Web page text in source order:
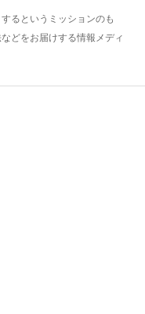
るというミッションのも
どをお届けする情報メディ